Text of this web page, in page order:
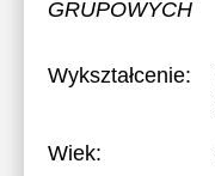
GRUPOWYCH
Wykształcenie:
Wiek: